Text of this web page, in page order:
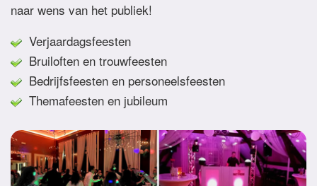
naar wens van het publiek!
Verjaardagsfeesten
Bruiloften en trouwfeesten
Bedrijfsfeesten en personeelsfeesten
Themafeesten en jubileum